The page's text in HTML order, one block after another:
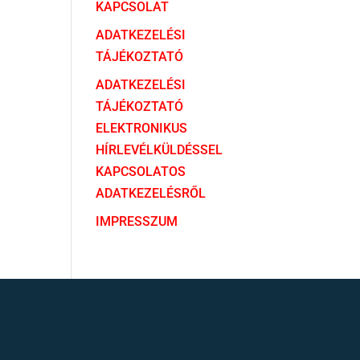
KAPCSOLAT
ADATKEZELÉSI
TÁJÉKOZTATÓ
ADATKEZELÉSI
TÁJÉKOZTATÓ
ELEKTRONIKUS
HÍRLEVÉLKÜLDÉSSEL
KAPCSOLATOS
ADATKEZELÉSRŐL
IMPRESSZUM